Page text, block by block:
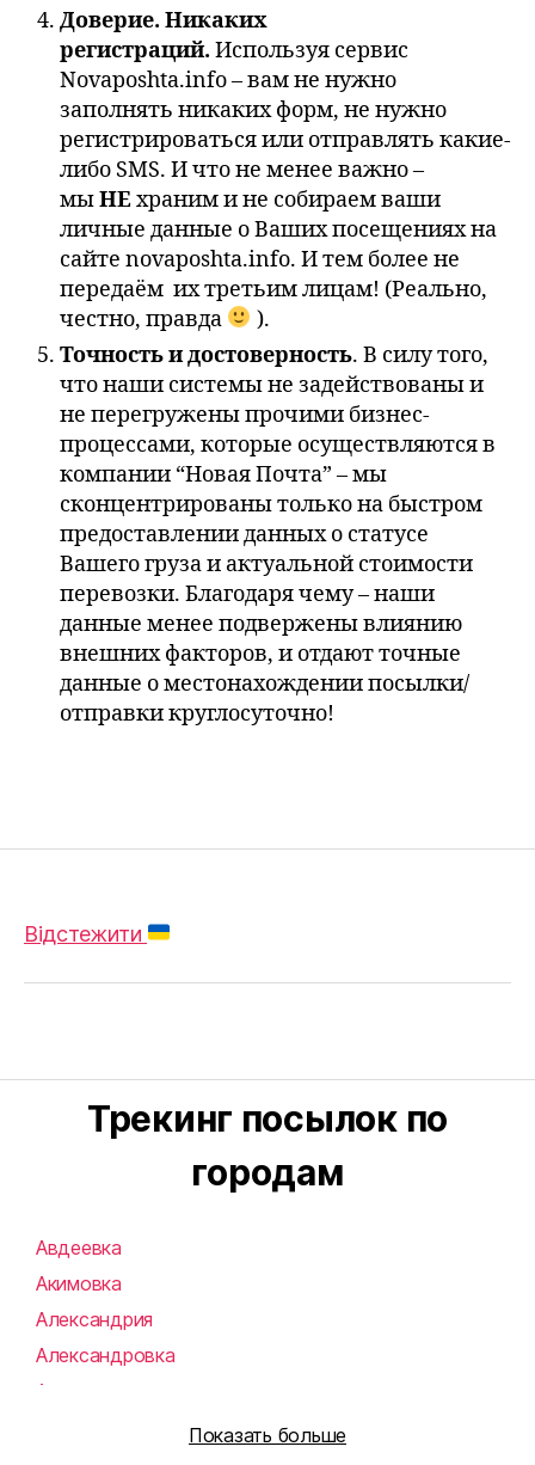
Доверие. Никаких
регистраций. Используя сервис
Novaposhta.info – вам не нужно
заполнять никаких форм, не нужно
регистрироваться или отправлять какие-
либо SMS. И что не менее важно –
мыНЕхраним и не собираем ваши
личные данные о Ваших посещениях на
сайте novaposhta.info. И тем более не
передаём их третьим лицам! (Реально,
честно, правда
).
Точность и достоверность. В силу того,
что наши системы не задействованы и
не перегружены прочими бизнес-
процессами, которые осуществляются в
компании “Новая Почта” – мы
сконцентрированы только на быстром
предоставлении данных о статусе
Вашего груза и актуальной стоимости
перевозки. Благодаря чему – наши
данные менее подвержены влиянию
внешних факторов, и отдают точные
данные о местонахождении посылки/
отправки круглосуточно!
Відстежити
Трекинг посылок по
городам
Авдеевка
Акимовка
Александрия
Александровка
Алупка
Показать больше